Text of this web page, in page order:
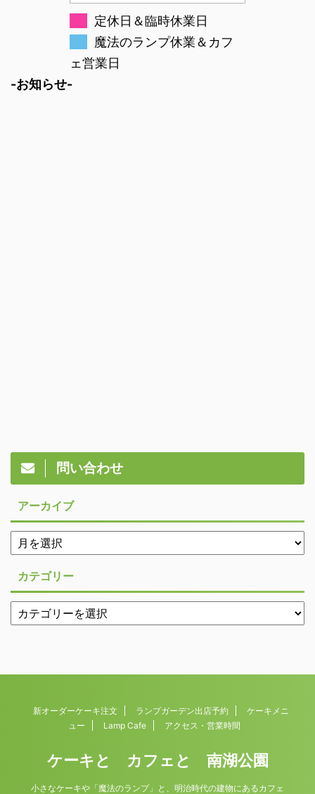
定休日＆臨時休業日
魔法のランプ休業＆カフ
ェ営業日
-お知らせ-
問い合わせ
アーカイブ
カテゴリー
新オーダーケーキ注文 ランプガーデン出店予約
ケーキメニ
ュー
Lamp Cafe アクセス・営業時間
ケーキと カフェと 南湖公園
小さなケーキや「魔法のランプ」と、明治時代の建物にあるカフェ